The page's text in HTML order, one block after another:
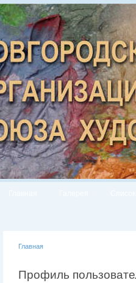
Главная
Профиль